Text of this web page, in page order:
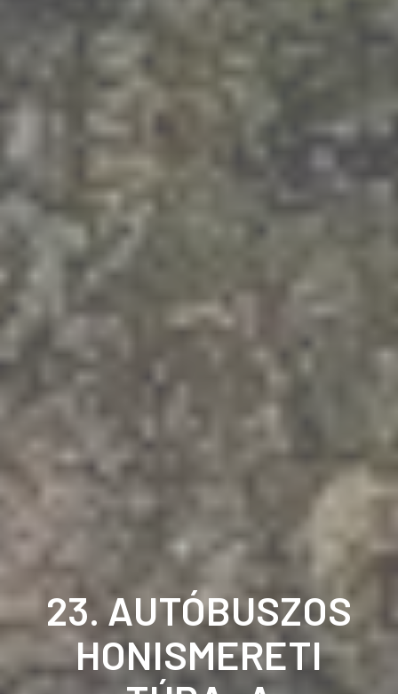
23. AUTÓBUSZOS
HONISMERETI